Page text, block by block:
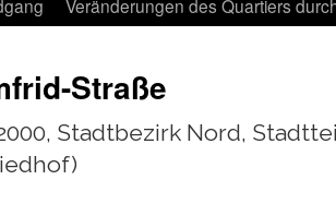
Veränderungen des Quartiers
Straße
Stadt­be­zirk Nord,